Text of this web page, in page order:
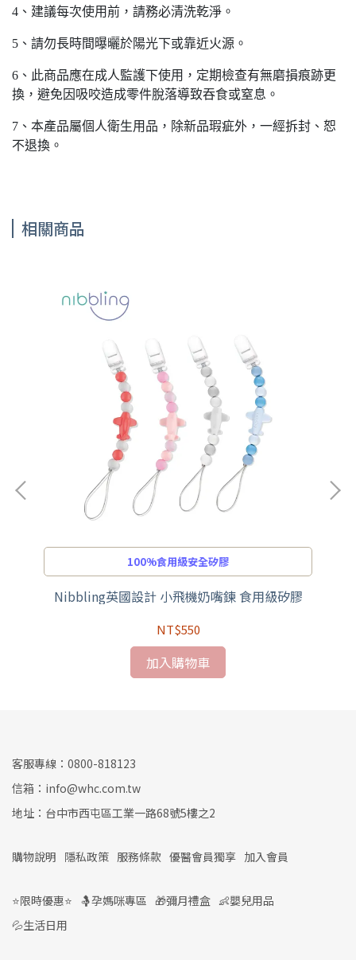
4、建議每次使用前，請務必清洗乾淨。
5、請勿長時間曝曬於陽光下或靠近火源。
6、此商品應在成人監護下使用，定期檢查有無磨損痕跡更
換，避免因吸咬造成零件脫落導致吞食或窒息。
7、本產品屬個人衛生用品，除新品瑕疵外，一經拆封、恕
不退換。
相關商品
100%食用級安全矽膠
Nibbling英國設計 小飛機奶嘴鍊 食用級矽膠
NT$550
加入購物車
客服專線：0800-818123
信箱：info@whc.com.tw
地址：台中市西屯區工業一路68號5樓之2
購物說明 隱私政策 服務條款 優醫會員獨享 加入會員
⭐限時優惠⭐ 🤱孕媽咪專區 🎁彌月禮盒 👶嬰兒用品
💦生活日用